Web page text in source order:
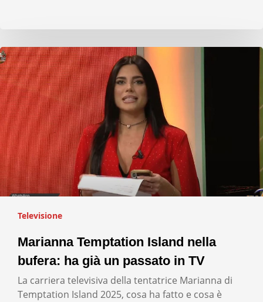
Televisione
Marianna Temptation Island nella
bufera: ha già un passato in TV
La carriera televisiva della tentatrice Marianna di
Temptation Island 2025, cosa ha fatto e cosa è